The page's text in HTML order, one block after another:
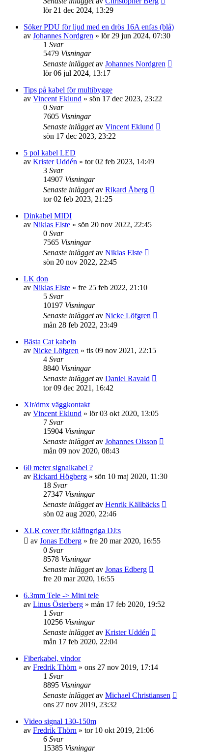
lör 21 dec 2024, 13:29
Söker PDU för ljud med en drös 16A enfas (blå)
av Johannes Nordgren » lör 29 jun 2024, 07:30
1 Svar
5479 Visningar
Senaste inläggetav Johannes Nordgren
lör 06 jul 2024, 13:17
Tips på kabel för multibygge
av Vincent Eklund » sön 17 dec 2023, 23:22
0 Svar
7605 Visningar
Senaste inläggetav Vincent Eklund
sön 17 dec 2023, 23:22
5 pol kabel LED
av Krister Uddén » tor 02 feb 2023, 14:49
3 Svar
14907 Visningar
Senaste inläggetav Rikard Åberg
tor 02 feb 2023, 21:25
Dinkabel MIDI
av Niklas Elste » sön 20 nov 2022, 22:45
0 Svar
7565 Visningar
Senaste inläggetav Niklas Elste
sön 20 nov 2022, 22:45
LK don
av Niklas Elste » fre 25 feb 2022, 21:10
5 Svar
10197 Visningar
Senaste inläggetav Nicke Löfgren
mån 28 feb 2022, 23:49
Bästa Cat kabeln
av Nicke Löfgren » tis 09 nov 2021, 22:15
4 Svar
8840 Visningar
Senaste inläggetav Daniel Ravald
tor 09 dec 2021, 16:42
Xlr/dmx väggkontakt
av Vincent Eklund » lör 03 okt 2020, 13:05
7 Svar
15904 Visningar
Senaste inläggetav Johannes Olsson
mån 09 nov 2020, 08:43
60 meter signalkabel ?
av Rickard Högberg » sön 10 maj 2020, 11:30
18 Svar
27347 Visningar
Senaste inläggetav Henrik Källbäcks
sön 02 aug 2020, 22:46
XLR cover för klåfingriga DJ:s
av Jonas Edberg » fre 20 mar 2020, 16:55
0 Svar
8578 Visningar
Senaste inläggetav Jonas Edberg
fre 20 mar 2020, 16:55
6.3mm Tele -> Mini tele
av Linus Österberg » mån 17 feb 2020, 19:52
1 Svar
10256 Visningar
Senaste inläggetav Krister Uddén
mån 17 feb 2020, 22:04
Fiberkabel, vindor
av Fredrik Thörn » ons 27 nov 2019, 17:14
1 Svar
8895 Visningar
Senaste inläggetav Michael Christiansen
ons 27 nov 2019, 23:32
Video signal 130-150m
av Fredrik Thörn » tor 10 okt 2019, 21:06
6 Svar
15385 Visningar